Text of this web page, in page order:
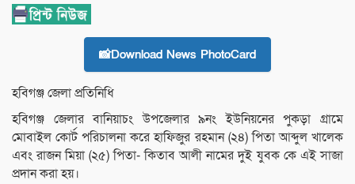
📸Download News PhotoCard
হবিগঞ্জ জেলা প্রতিনিধি
হবিগঞ্জ জেলার বানিয়াচং উপজেলার ৯নং ইউনিয়নের পুকড়া গ্রামে
মোবাইল কোর্ট পরিচালনা করে হাফিজুর রহমান (২৪) পিতা আব্দুল খালেক
এবং রাজন মিয়া (২৫) পিতা- কিতাব আলী নামের দুই যুবক কে এই সাজা
প্রদান করা হয়।